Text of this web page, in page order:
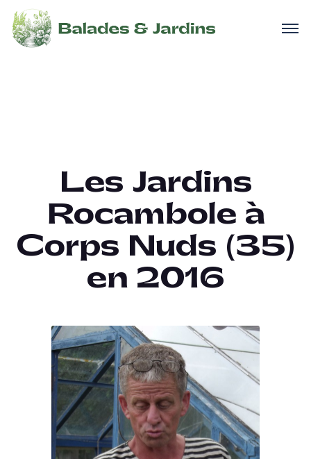
Les Jardins
Rocambole à
Corps Nuds (35)
en 2016